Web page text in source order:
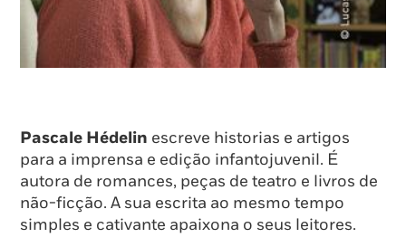
Pascale Hédelin escreve historias e artigos
para a imprensa e edição infantojuvenil. É
autora de romances, peças de teatro e livros de
não-ficção. A sua escrita ao mesmo tempo
simples e cativante apaixona o seus leitores.